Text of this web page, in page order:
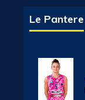
Le Pantere